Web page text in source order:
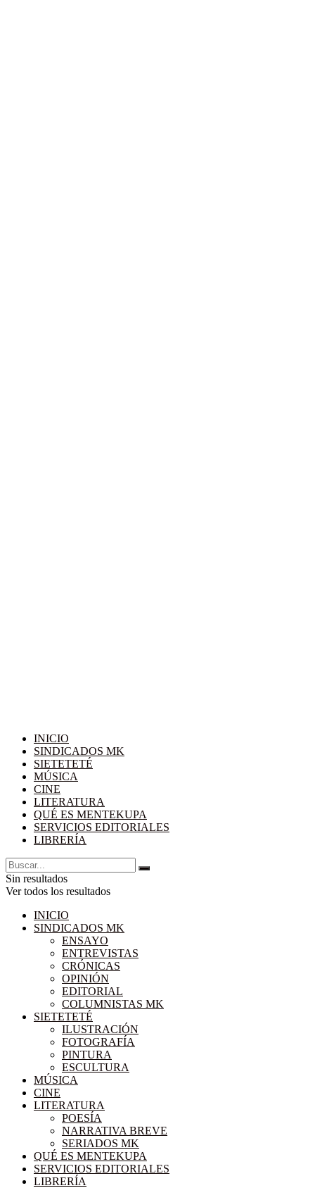
INICIO
SINDICADOS MK
SIETETETÉ
MÚSICA
CINE
LITERATURA
QUÉ ES MENTEKUPA
SERVICIOS EDITORIALES
LIBRERÍA
Sin resultados
Ver todos los resultados
INICIO
SINDICADOS MK
ENSAYO
ENTREVISTAS
CRÓNICAS
OPINIÓN
EDITORIAL
COLUMNISTAS MK
SIETETETÉ
ILUSTRACIÓN
FOTOGRAFÍA
PINTURA
ESCULTURA
MÚSICA
CINE
LITERATURA
POESÍA
NARRATIVA BREVE
SERIADOS MK
QUÉ ES MENTEKUPA
SERVICIOS EDITORIALES
LIBRERÍA